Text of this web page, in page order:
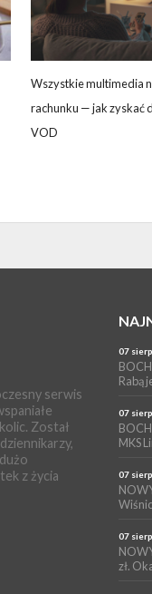
Wszystkie multimedia
rachunku — jak zyskać
VOD
serwis
Został
z życia
07
Rabą
07
MKS
07
07
zł.